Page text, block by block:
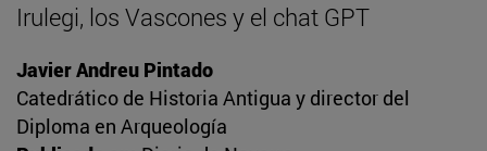
Irulegi, los Vascones y el chat GPT
Javier Andreu Pintado
Catedrático de Historia Antigua y director del
Diploma en Arqueología